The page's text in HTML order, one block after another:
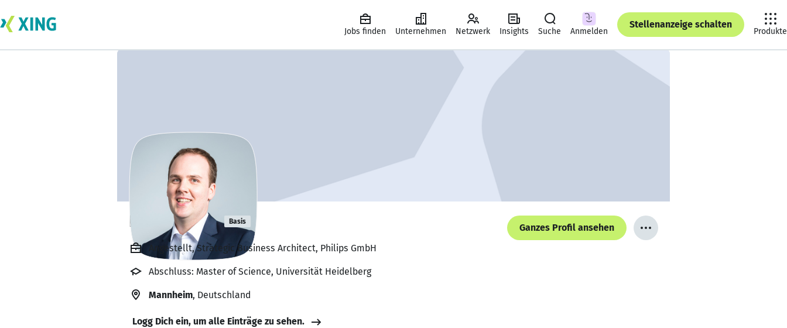
Jobs finden Unternehmen Netzwerk Insights Suche Anmelden
Stellenanzeige schalten
Produkte
Björn Reinig Basis
Ganzes Profil ansehen
Angestellt, Strategic Business Architect, Philips GmbH
Abschluss: Master of Science, Universität Heidelberg
Mannheim, Deutschland
Logg Dich ein, um alle Einträge zu sehen.